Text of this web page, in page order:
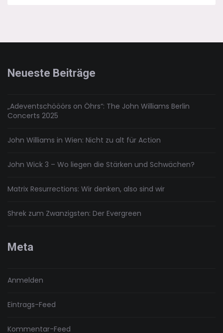
Neueste Beiträge
„Adeventschööörs on Öhrs“: The John Williams Berlin
Concerts 2025
John Williams in Wien: Nicht zu alt für Action
John Wick 3 – Wo liegen die Stärken und Schwächen?
Matrix Resurrections: Wir denken, also sind wir
Shrek zum Zwanzigsten: Der Evergreen
Meta
Anmelden
Eintrags-Feed
Kommentar-Feed